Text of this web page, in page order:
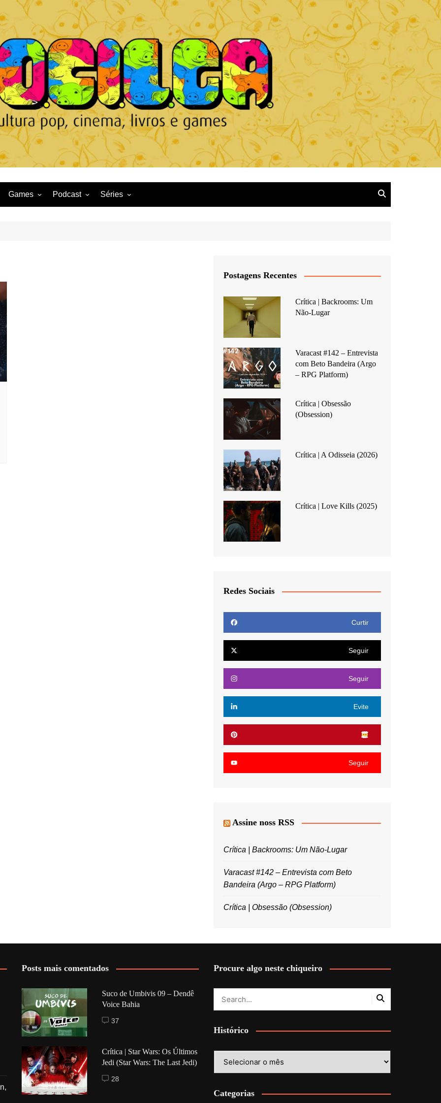
Games Podcast Séries
Postagens Recentes
Crítica | Backrooms: Um
Não-Lugar
Varacast #142 – Entrevista
com Beto Bandeira (Argo
– RPG Platform)
Crítica | Obsessão
(Obsession)
Crítica | A Odisseia (2026)
Crítica | Love Kills (2025)
Redes Sociais
Curtir
Seguir
Seguir
Evite
Seguir
Assine noss RSS
Crítica | Backrooms: Um Não-Lugar
Varacast #142 – Entrevista com Beto
Bandeira (Argo – RPG Platform)
Crítica | Obsessão (Obsession)
Posts mais comentados
Suco de Umbivis 09 – Dendê
Voice Bahia
37
Crítica | Star Wars: Os Últimos
Jedi (Star Wars: The Last Jedi)
28
Procure algo neste chiqueiro
Histórico
Categorias